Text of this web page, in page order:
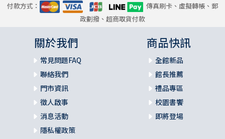
付款方式：
傳真刷卡、虛擬轉帳、郵
政劃撥、超商取貨付款
關於我們
常見問題FAQ
聯絡我們
門市資訊
徵人啟事
消息活動
隱私權政策
商品快訊
全館新品
館長推薦
禮品專區
校園書饗
即將登場